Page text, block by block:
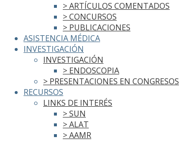
> ARTÍCULOS COMENTADOS
> CONCURSOS
> PUBLICACIONES
ASISTENCIA MÉDICA
INVESTIGACIÓN
INVESTIGACIÓN
> ENDOSCOPIA
> PRESENTACIONES EN CONGRESOS
RECURSOS
LINKS DE INTERÉS
> SUN
> ALAT
> AAMR